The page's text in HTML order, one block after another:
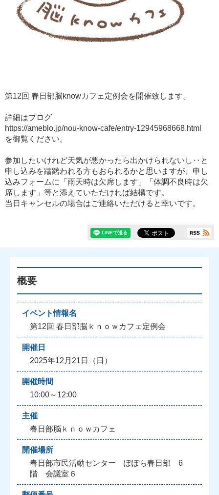
第12回 春日部脳knowカフェ定例会を開催致します。
詳細はブログ
https://ameblo.jp/nou-know-cafe/entry-12945968668.html
を御覧ください。
参加したいけれど天気が悪かったら出かけられないし‥と
申し込みを躊躇われる方もおられるかと思いますが、申し
込みフォームに「雨天時は欠席します」「体調不良時は欠
席します」等と添えていただければ結構です。
当日キャンセルの場合はご連絡いただけると幸いです。
概要
イベント情報名
第12回 春日部脳ｋｎｏｗカフェ定例会
開催日
2025年12月21日（日）
開催時間
10:00～12:00
主催
春日部脳ｋｎｏｗカフェ
開催場所
春日部市民活動センター ぽぽら春日部 6
階 会議室６